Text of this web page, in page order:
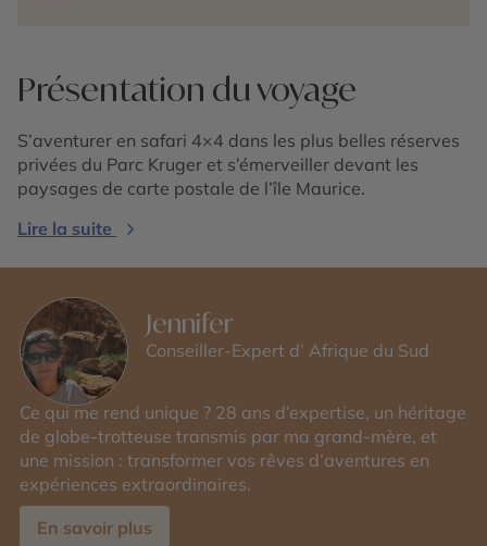
Présentation du voyage
S’aventurer en safari 4×4 dans les plus belles réserves
privées du Parc Kruger et s’émerveiller devant les
paysages de carte postale de l’île Maurice.
Lire la suite
Jennifer
Conseiller-Expert d’ Afrique du Sud
Ce qui me rend unique ? 28 ans d’expertise, un héritage
de globe-trotteuse transmis par ma grand-mère, et
une mission : transformer vos rêves d’aventures en
expériences extraordinaires.
En savoir plus